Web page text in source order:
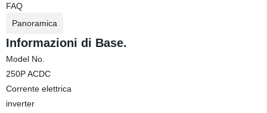
FAQ
Panoramica
Informazioni di Base.
Model No.
250P ACDC
Corrente elettrica
inverter